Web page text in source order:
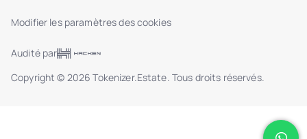
Modifier les paramètres des cookies
Audité par
Copyright © 2026 Tokenizer.Estate. Tous droits réservés.